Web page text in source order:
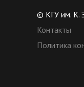
© КГУ им. К.
Контакты
Политика